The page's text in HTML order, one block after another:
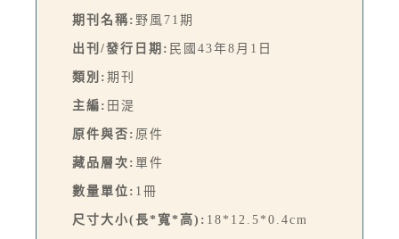
期刊名稱: 野風71期
出刊/發行日期: 民國43年8月1日
類別: 期刊
主編: 田湜
原件與否: 原件
藏品層次: 單件
數量單位: 1冊
尺寸大小(長*寬*高): 18*12.5*0.4cm